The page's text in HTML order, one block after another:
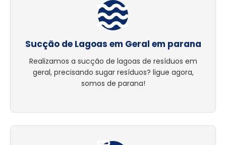
Sucção de Lagoas em Geral em parana
Realizamos a sucção de lagoas de resíduos em
geral, precisando sugar resíduos? ligue agora,
somos de parana!